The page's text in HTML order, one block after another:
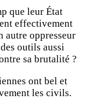
que leur État
effectivement
autre oppresseur
outils aussi
sa brutalité ?
ont bel et
les civils.